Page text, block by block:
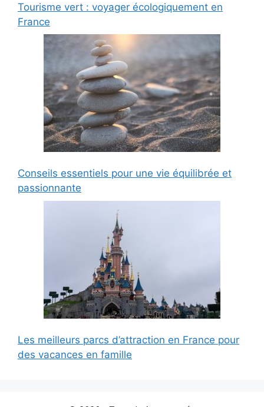
Tourisme vert : voyager écologiquement en
France
Conseils essentiels pour une vie équilibrée et
passionnante
Les meilleurs parcs d’attraction en France pour
des vacances en famille